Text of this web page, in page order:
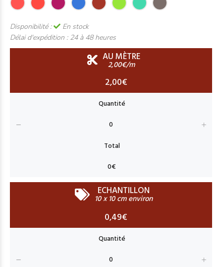
Disponibilité :
En stock
Délai d'expédition : 24 à 48 heures
AU MÈTRE
2,00€/m
2,00€
ECHANTILLON
10 x 10 cm environ
0,49€